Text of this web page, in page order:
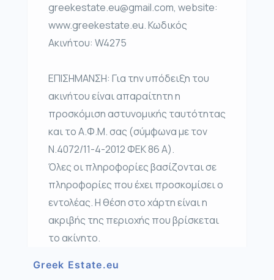
greekestate.eu@gmail.com, website:
www.greekestate.eu. Κωδικός
Ακινήτου: W4275
ΕΠΙΣΗΜΑΝΣΗ: Για την υπόδειξη του
ακινήτου είναι απαραίτητη η
προσκόμιση αστυνομικής ταυτότητας
και το Α.Φ.Μ. σας (σύμφωνα με τον
Ν.4072/11-4-2012 ΦΕΚ 86 Α).
Όλες οι πληροφορίες βασίζονται σε
πληροφορίες που έχει προσκομίσει ο
εντολέας. Η θέση στο χάρτη είναι η
ακριβής της περιοχής που βρίσκεται
το ακίνητο.
Greek Estate.eu